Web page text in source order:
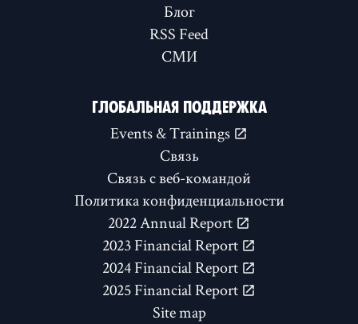
Блог
RSS Feed
СМИ
ГЛОБАЛЬНАЯ ПОДДЕРЖКА
Events & Trainings
Связь
Связь с веб-командой
Политика конфиденциальности
2022 Annual Report
2023 Financial Report
2024 Financial Report
2025 Financial Report
Site map